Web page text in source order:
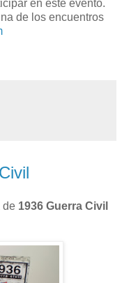
en este evento.
de los encuentros
de 1936 Guerra Civil